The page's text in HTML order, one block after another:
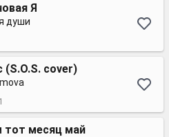
Я
души
(S.O.S. cover)
тот месяц май